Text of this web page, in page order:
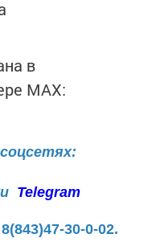
в
MАХ:
Telegram
8(843)47-30-0-02.